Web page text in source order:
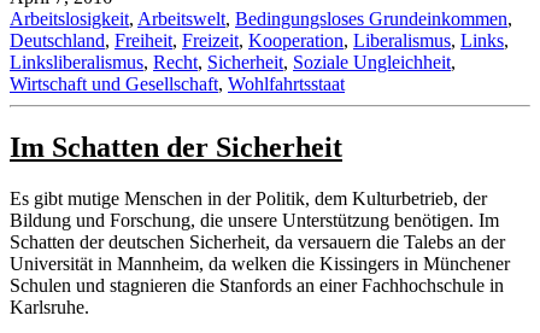
Arbeitslosigkeit, Arbeitswelt, Bedingungsloses Grundeinkommen,
Deutschland, Freiheit, Freizeit, Kooperation, Liberalismus, Links,
Linksliberalismus, Recht, Sicherheit, Soziale Ungleichheit,
Wirtschaft und Gesellschaft, Wohlfahrtsstaat
Im Schatten der Sicherheit
Es gibt mutige Menschen in der Politik, dem Kulturbetrieb, der
Bildung und Forschung, die unsere Unterstützung benötigen. Im
Schatten der deutschen Sicherheit, da versauern die Talebs an der
Universität in Mannheim, da welken die Kissingers in Münchener
Schulen und stagnieren die Stanfords an einer Fachhochschule in
Karlsruhe.